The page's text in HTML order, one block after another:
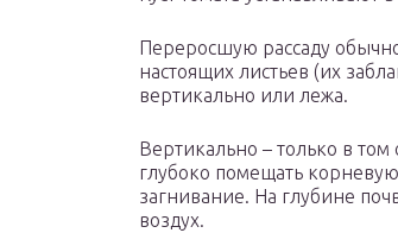
Переросшую рассаду
настоящих листьев (их
вертикально или лежа.
Вертикально – только в
глубоко помещать
загнивание. На глубине
воздух.